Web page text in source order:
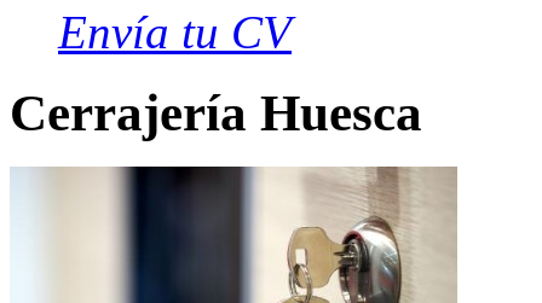
Envía tu CV
Cerrajería Huesca